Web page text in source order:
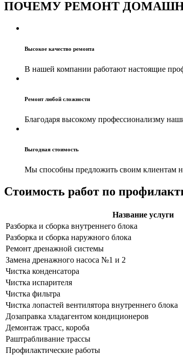
ПОЧЕМУ РЕМОНТ
Высокое качество ремонта
В нашей компании работают настоящие
Ремонт любой сложности
Благодаря высокому профессионализму
Выгодная стоимость
Мы способны предложить своим клиентам
Стоимость работ по
Название услуги
Разборка и сборка внутреннего блока
Разборка и сборка наружного блока
Ремонт дренажной системы
Замена дренажного насоса №1 и 2
Чистка конденсатора
Чистка испарителя
Чистка фильтра
Чистка лопастей вентилятора внутреннего блока
Дозаправка хладагентом кондиционеров
Демонтаж трасс, короба
Раштрабливание трассы
Профилактические работы